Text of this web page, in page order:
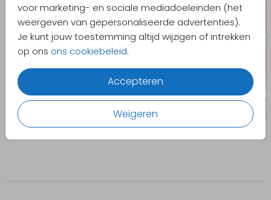
voor marketing- en sociale mediadoeleinden (het
weergeven van gepersonaliseerde advertenties).
Je kunt jouw toestemming altijd wijzigen of intrekken
op ons ons cookiebeleid.
Accepteren
Weigeren